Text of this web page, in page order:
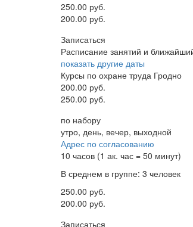
250.00 руб.
200.00 руб.
Записаться
Расписание занятий и
показать другие даты
Курсы по охране труда Гродно
200.00 руб.
250.00 руб.
по набору
утро, день, вечер, выходной
Адрес по согласованию
10 часов (1 ак. час = 50 минут)
В среднем в группе: 3 человек
250.00 руб.
200.00 руб.
Записаться